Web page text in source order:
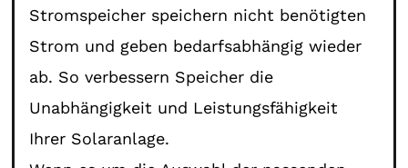
Stromspeicher speichern nicht benötigten
Strom und geben bedarfsabhängig wieder
ab. So verbessern Speicher die
Unabhängigkeit und Leistungsfähigkeit
Ihrer Solaranlage.